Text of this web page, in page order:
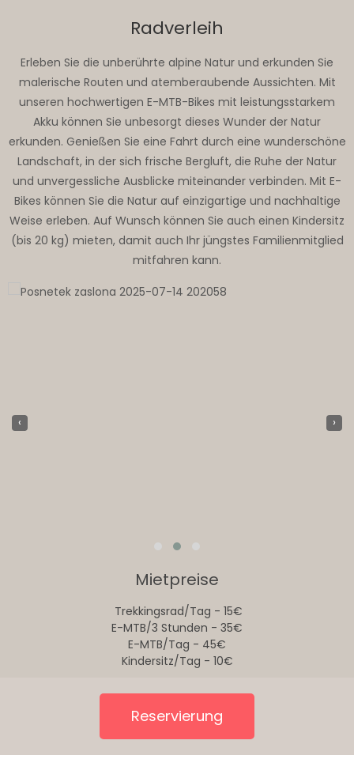
Radverleih
Erleben Sie die unberührte alpine Natur und erkunden Sie
malerische Routen und atemberaubende Aussichten. Mit
unseren hochwertigen E-MTB-Bikes mit leistungsstarkem
Akku können Sie unbesorgt dieses Wunder der Natur
erkunden. Genießen Sie eine Fahrt durch eine wunderschöne
Landschaft, in der sich frische Bergluft, die Ruhe der Natur
und unvergessliche Ausblicke miteinander verbinden. Mit E-
Bikes können Sie die Natur auf einzigartige und nachhaltige
Weise erleben. Auf Wunsch können Sie auch einen Kindersitz
(bis 20 kg) mieten, damit auch Ihr jüngstes Familienmitglied
mitfahren kann.
‹ ›
Mietpreise
Trekkingsrad/Tag - 15€
E-MTB/3 Stunden - 35€
E-MTB/Tag - 45€
Kindersitz/Tag - 10€
Reservierung